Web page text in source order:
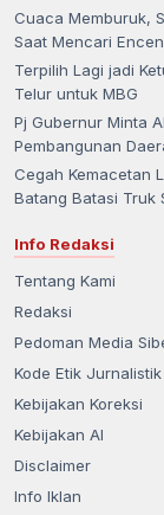
Cuaca Memburuk,
Saat Mencari
Terpilih Lagi jadi
Telur untuk MBG
Pj Gubernur Minta
Pembangunan
Cegah Kemacetan
Batang Batasi Truk
Info Redaksi
Tentang Kami
Redaksi
Pedoman Media
Kode Etik Jurnalistik
Kebijakan Koreksi
Kebijakan AI
Disclaimer
Info Iklan